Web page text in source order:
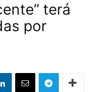
terá
por